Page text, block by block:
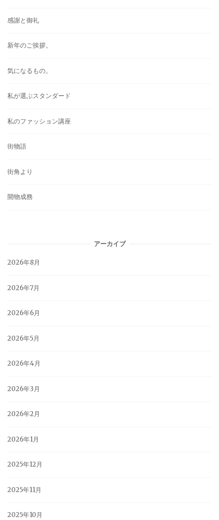
感謝と御礼
新年のご挨拶。
気になるもの。
私が選ぶスタンダード
私のファッション講座
街物語
街角より
開物成務
アーカイブ
2026年8月
2026年7月
2026年6月
2026年5月
2026年4月
2026年3月
2026年2月
2026年1月
2025年12月
2025年11月
2025年10月